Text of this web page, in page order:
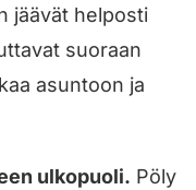
jäävät helposti
suoraan
asuntoon ja
ulkopuoli. Pöly